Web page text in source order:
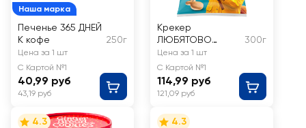
Наша марка
Печенье 365 ДНЕЙ
К кофе
250г
Цена за 1 шт
С Картой №1
40,99 руб
43,19 руб
Крекер
ЛЮБЯТОВО
Карпер
300г
Цена за 1 шт
С Картой №1
114,99 руб
121,09 руб
4.3 4.3